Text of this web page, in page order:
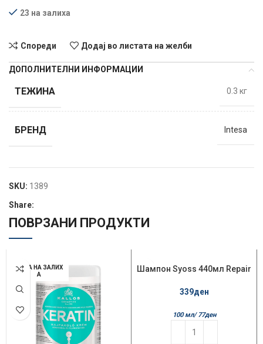
23 на залиха
Спореди Додај во листата на желби
ДОПОЛНИТЕЛНИ ИНФОРМАЦИИ
ТЕЖИНА 0.3 кг
БРЕНД Intesa
SKU: 1389
Share:
ПОВРЗАНИ ПРОДУКТИ
НЕМА НА ЗАЛИХ
А
Шампон Syoss 440мл Repair
339ден
100 мл/ 77ден